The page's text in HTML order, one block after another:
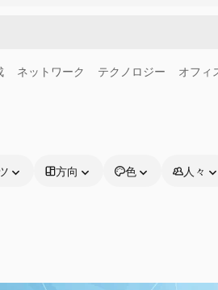
ネットワーク テクノロジー オフィ
方向 色 人々